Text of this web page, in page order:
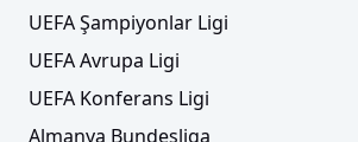
UEFA Şampiyonlar Ligi
UEFA Avrupa Ligi
UEFA Konferans Ligi
Almanya Bundesliga